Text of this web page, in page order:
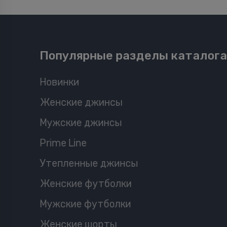
Популярные разделы каталога
Новинки
Женские джинсы
Мужские джинсы
Prime Line
Утепленные джинсы
Женские футболки
Мужские футболки